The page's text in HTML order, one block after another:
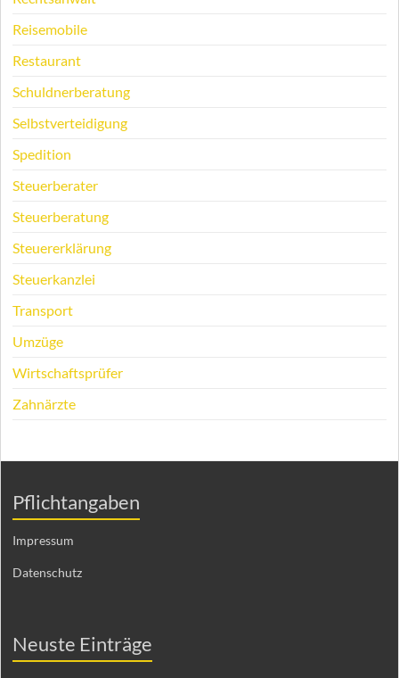
Reisemobile
Restaurant
Schuldnerberatung
Selbstverteidigung
Spedition
Steuerberater
Steuerberatung
Steuererklärung
Steuerkanzlei
Transport
Umzüge
Wirtschaftsprüfer
Zahnärzte
Pflichtangaben
Impressum
Datenschutz
Neuste Einträge